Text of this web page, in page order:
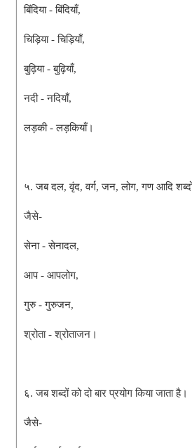
बिंदिया - बिंदियाँ,
चिड़िया - चिड़ियाँ,
बुढ़िया - बुढ़ियाँ,
नदी - नदियाँ,
लड़की - लड़कियाँ।
५. जब दल, वृंद, वर्ग, जन, लोग, गण आदि शब्दों
जैसे-
सेना - सेनादल,
आप - आपलोग,
गुरु - गुरुजन,
श्रोता - श्रोताजन।
६. जब शब्दों को दो बार प्रयोग किया जाता है।
जैसे-